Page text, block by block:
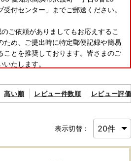
受付センター」までご郵送ください。
ご依頼がありましてもお応えするこ
ため、ご提出時に特定郵便記録や簡易
ことを推奨しております。皆さまのご
たします。
。規定料金の切手を添付して郵送くだ
特例申請はスマホで完結／
るために、これまでの「書類郵送によ
高い順 レビュー件数順 レビュー評価順
表示切替：